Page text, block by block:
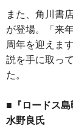
また、角川書
が登場。「来
周年を迎えま
説を手に取っ
た。
■『ロードス
水野良氏